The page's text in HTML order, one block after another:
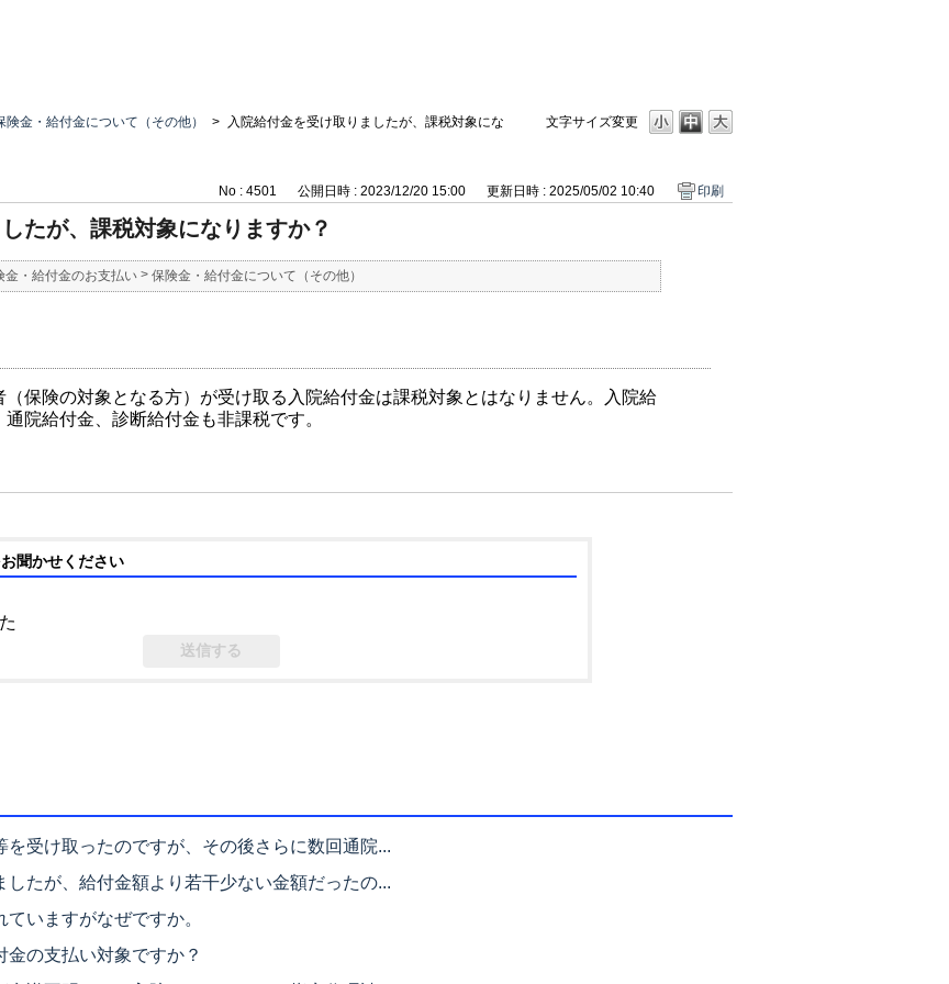
文字サイズ変更
険金・給付金について（その他） >
入院給付金を受け取りましたが、課税対象にな
No : 4501 公開日時 : 2023/12/20 15:00 更新日時 : 2025/05/02 10:40 印刷
たが、課税対象になりますか？
金・給付金のお支払い > 保険金・給付金について（その他）
保険の対象となる方）が受け取る入院給付金は課税対象とはなりません。入院給
院給付金、診断給付金も非課税です。
聞かせください
受け取ったのですが、その後さらに数回通院...
たが、給付金額より若干少ない金額だったの...
いますがなぜですか。
の支払い対象ですか？